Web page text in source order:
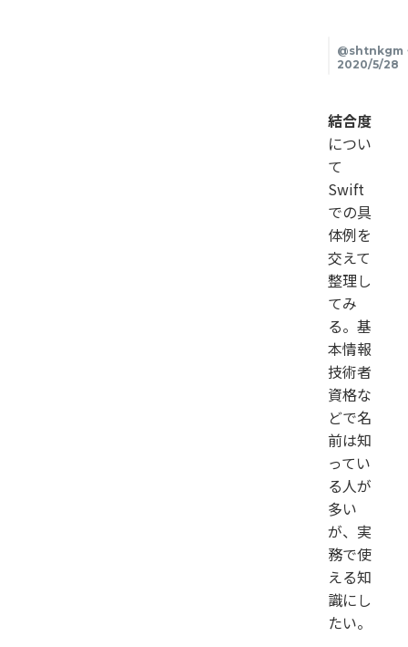
@shtnkgm
2020/5/28
結合度
につい
て
Swift
での具
体例を
交えて
整理し
てみ
る。基
本情報
技術者
資格な
どで名
前は知
ってい
る人が
多い
が、実
務で使
える知
識にし
たい。